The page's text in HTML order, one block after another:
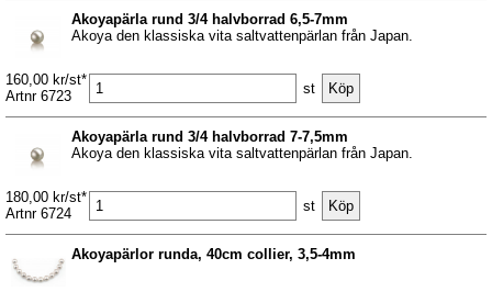
Akoyapärla rund 3/4 halvborrad 6,5-7mm
Akoya den klassiska vita saltvattenpärlan från Japan.
160,00 kr/st*
Artnr 6723
st
Akoyapärla rund 3/4 halvborrad 7-7,5mm
Akoya den klassiska vita saltvattenpärlan från Japan.
180,00 kr/st*
Artnr 6724
st
Akoyapärlor runda, 40cm collier, 3,5-4mm